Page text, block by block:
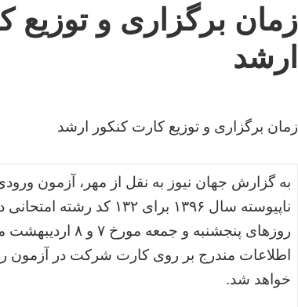
زمان برگزاری و توزیع
ارشد
زمان برگزاری و توزیع کارت کنکور ارشد
به گزارش جهان نیوز به نقل از مهر، آزمون‌
ناپیوسته‌ سال ۱۳۹۶ برای ‌۱۳۲
اطلاعات مندرج بر روی کارت شرکت در آزمون
خواهد شد.